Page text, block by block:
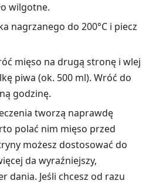
wilgotne.
nagrzanego do 200°C i piecz
mięso na drugą stronę i wlej
piwa (ok. 500 ml). Wróć do
godzinę.
tworzą naprawdę
polać nim mięso przed
możesz dostosować do
da wyraźniejszy,
dania. Jeśli chcesz od razu